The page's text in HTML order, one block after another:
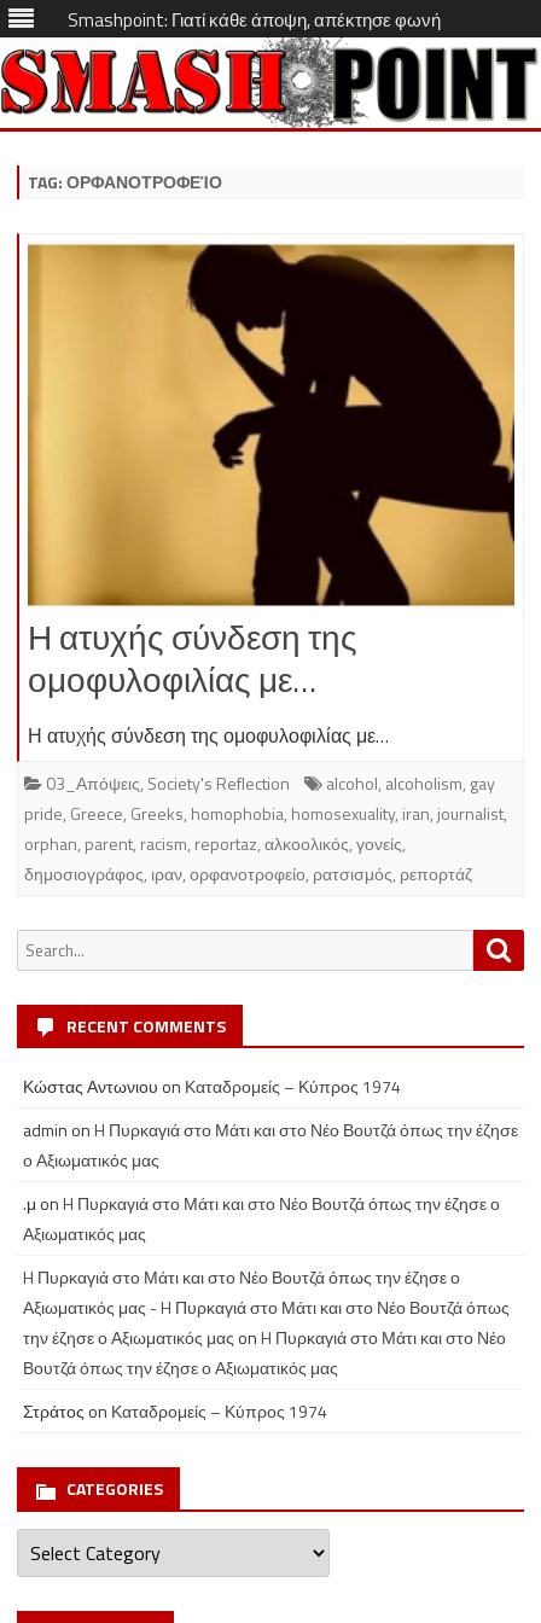
Smashpoint: Γιατί κάθε άποψη, απέκτησε φωνή
Skip
TAG:ΟΡΦΑΝΟΤΡΟΦΕΊΟ
Η ατυχής σύνδεση της
ομοφυλοφιλίας με…
Η ατυχής σύνδεση της ομοφυλοφιλίας με…
03_Απόψεις, Society's Reflection alcohol, alcoholism, gay
pride, Greece, Greeks, homophobia, homosexuality, iran, journalist,
orphan, parent, racism, reportaz,αλκοολικός,γονείς,
δημοσιογράφος, ιραν,ορφανοτροφείο, ρατσισμός, ρεπορτάζ
Search
for:
RECENT COMMENTS
Κώστας Αντωνιου on Καταδρομείς – Κύπρος 1974
admin onH Πυρκαγιά στο Μάτι και στο Νέο Βουτζά όπως την έζησε
ο Αξιωματικός μας
.μ onH Πυρκαγιά στο Μάτι και στο Νέο Βουτζά όπως την έζησε ο
Αξιωματικός μας
H Πυρκαγιά στο Μάτι και στο Νέο Βουτζά όπως την έζησε ο
Αξιωματικός μας - H Πυρκαγιά στο Μάτι και στο Νέο Βουτζά όπως
την έζησε ο Αξιωματικός μαςonH Πυρκαγιά στο Μάτι και στο Νέο
Βουτζά όπως την έζησε ο Αξιωματικός μας
Στράτοςon Καταδρομείς – Κύπρος 1974
CATEGORIES
Categories